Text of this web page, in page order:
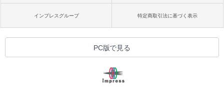
インプレスグループ 特定商取引法に基づく表示
PC版で見る